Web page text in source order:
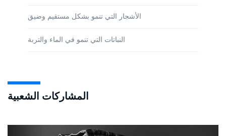
الأشجار التي تنمو بشكل مستقيم وضيق
النباتات التي تنمو في الماء والتربة
المشاركات الشعبية